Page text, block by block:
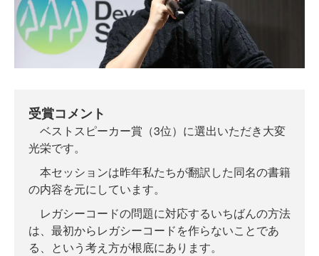
受賞コメント
ベストスピーカー賞（3位）に選出いただき大変
光栄です。
本セッションは昨年私たちが翻訳した同名の書籍
の内容を元にしています。
レガシーコードの問題に対応するいちばんの方法
は、最初からレガシーコードを作らないことであ
る、という考え方が根底にあります。